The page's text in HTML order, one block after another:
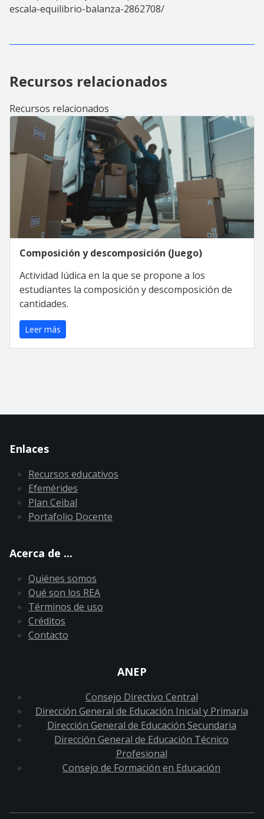
escala-equilibrio-balanza-2862708/
Recursos relacionados
Recursos relacionados
Composición y descomposición (Juego)
Actividad lúdica en la que se propone a los
estudiantes la composición y descomposición de
cantidades.
Leer más
Enlaces
Recursos educativos
Efemérides
Plan Ceibal
Portafolio Docente
Acerca de ...
Quiénes somos
Qué son los REA
Términos de uso
Créditos
Contacto
ANEP
Consejo Directivo Central
Dirección General de Educación Inicial y Primaria
Dirección General de Educación Secundaria
Dirección General de Educación Técnico
Profesional
Consejo de Formación en Educación